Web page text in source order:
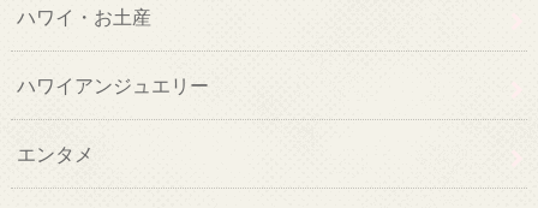
ハワイ・お土産
ハワイアンジュエリー
エンタメ